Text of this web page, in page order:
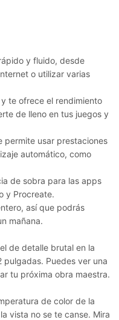
y fluido, desde
o utilizar varias
te ofrece el rendimiento
de lleno en tus juegos y
permite usar prestaciones
automático, como
de sobra para las apps
y Procreate.
así que podrás
mañana.
de detalle brutal en la
Puedes ver una
tu próxima obra maestra.
de color de la
vista no se te canse. Mira